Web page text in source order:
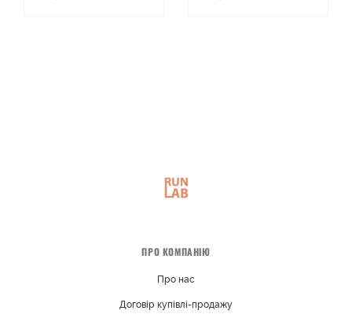
ПРО КОМПАНІЮ
Про нас
Договір купівлі-продажу